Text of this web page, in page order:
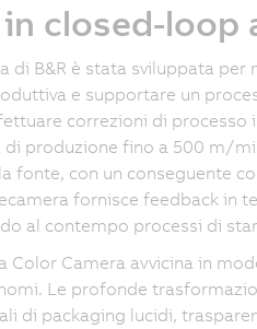
closed-loop
di B&R è stata sviluppata
e supportare un
correzioni di processo
di produzione fino a 500 m/
fonte, con un conseguente
fornisce feedback in
al contempo processi di
Color Camera avvicina in
Le profonde
di packaging lucidi,